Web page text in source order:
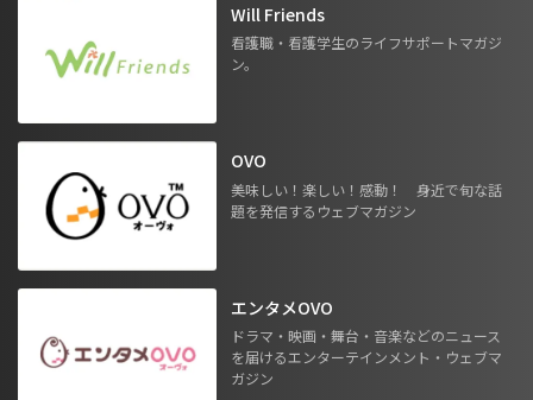
Will Friends
看護職・看護学生のライフサポートマガジ
ン。
OVO
美味しい！楽しい！感動！ 身近で旬な話
題を発信するウェブマガジン
エンタメOVO
ドラマ・映画・舞台・音楽などのニュース
を届けるエンターテインメント・ウェブマ
ガジン